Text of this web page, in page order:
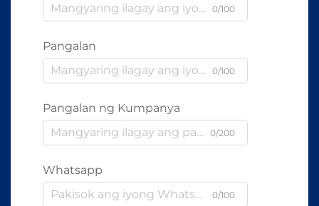
0/100
Pangalan
0/100
Pangalan ng Kumpanya
0/200
Whatsapp
0/100